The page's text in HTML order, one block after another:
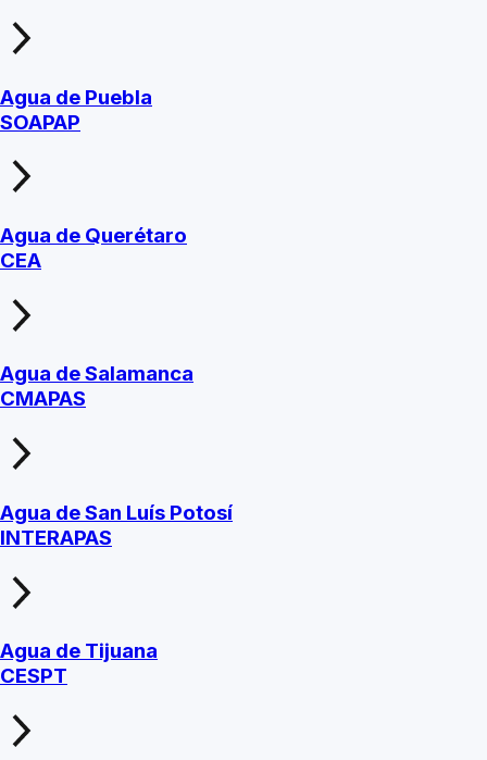
Agua de Puebla
SOAPAP
Agua de Querétaro
CEA
Agua de Salamanca
CMAPAS
Agua de San Luís Potosí
INTERAPAS
Agua de Tijuana
CESPT